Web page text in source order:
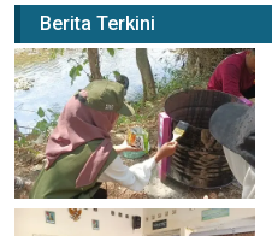
Berita Terkini